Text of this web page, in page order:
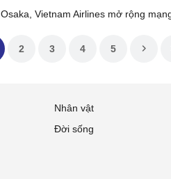
2 3 4 5
Nhân vật
Đời sống